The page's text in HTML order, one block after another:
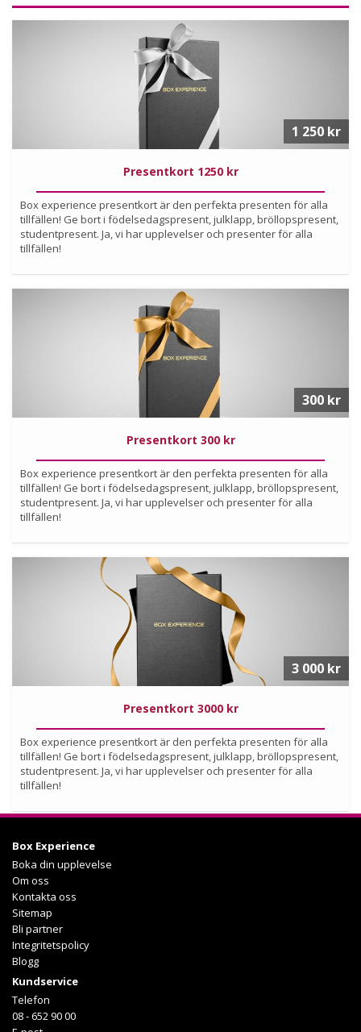
Presentkort 1250 kr
Box experience presentkort är den perfekta presenten för alla
tillfällen! Ge bort i födelsedagspresent, julklapp, bröllopspresent,
studentpresent. Ja, vi har upplevelser och presenter för alla
tillfällen!
1 250 kr
Köp
Läs mer om upplevelsen
Presentkort 300 kr
Box experience presentkort är den perfekta presenten för alla
tillfällen! Ge bort i födelsedagspresent, julklapp, bröllopspresent,
studentpresent. Ja, vi har upplevelser och presenter för alla
tillfällen!
300 kr
Köp
Läs mer om upplevelsen
Presentkort 3000 kr
Box experience presentkort är den perfekta presenten för alla
tillfällen! Ge bort i födelsedagspresent, julklapp, bröllopspresent,
studentpresent. Ja, vi har upplevelser och presenter för alla
tillfällen!
3 000 kr
Box Experience
Boka din upplevelse
Om oss
Kontakta oss
Sitemap
Bli partner
Integritetspolicy
Blogg
Kundservice
Telefon
08 - 652 90 00